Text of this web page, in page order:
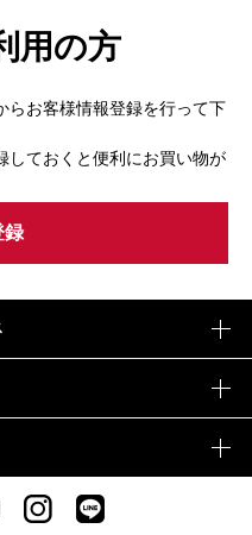
用の方
らお客様情報登録を行って下
しておくと便利にお買い物が